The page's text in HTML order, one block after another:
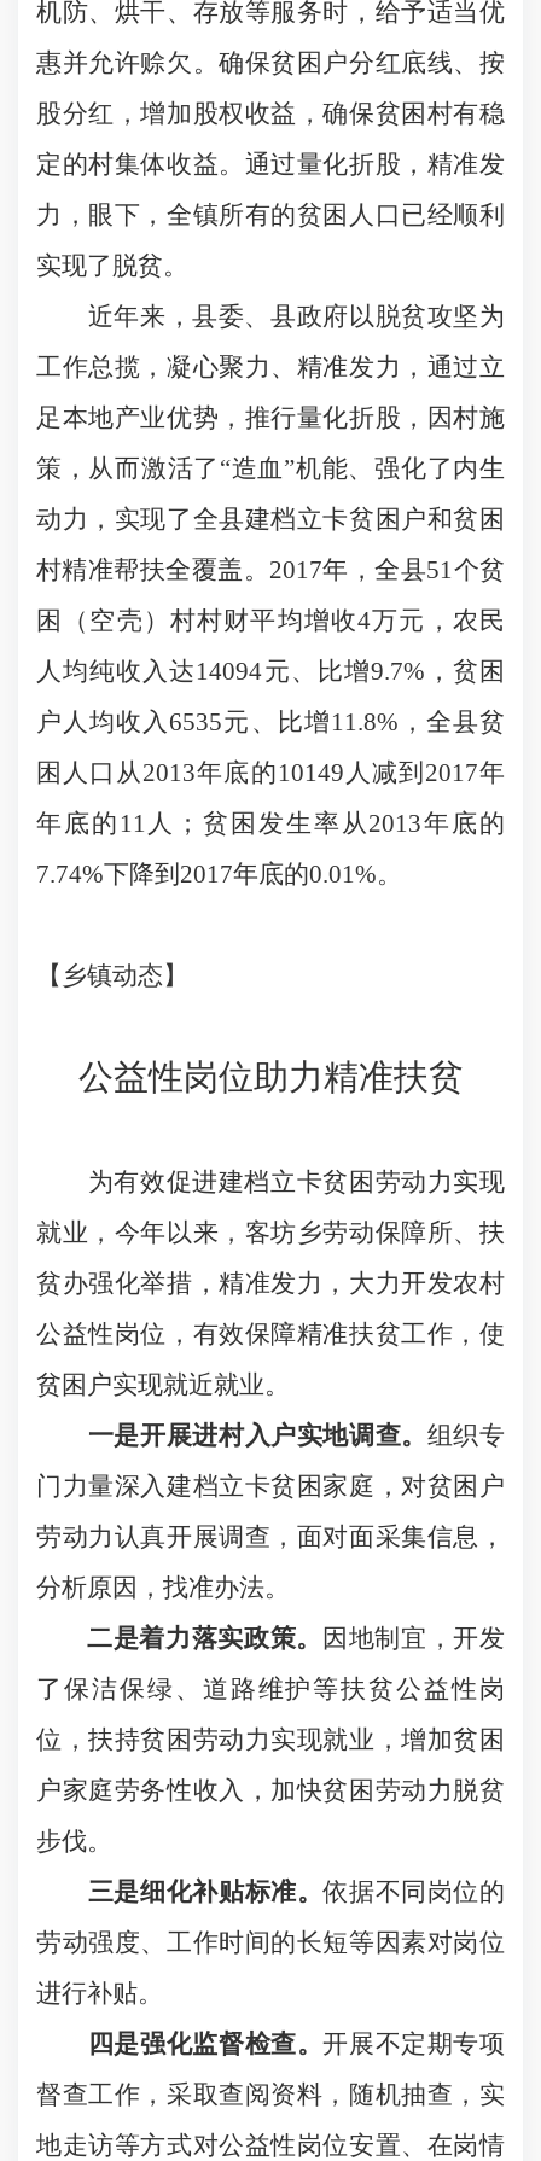
机防、烘干、存放等服务时，给予适当优
惠并允许赊欠。确保贫困户分红底线、按
股分红，增加股权收益，确保贫困村有稳
定的村集体收益。通过量化折股，精准发
力，眼下，全镇所有的贫困人口已经顺利
实现了脱贫。
近年来，县委、县政府以脱贫攻坚为
工作总揽，凝心聚力、精准发力，通过立
足本地产业优势，推行量化折股，因村施
策，从而激活了“造血”机能、强化了内生
动力，实现了全县建档立卡贫困户和贫困
村精准帮扶全覆盖。 2017年，全县51个贫
困（空壳）村村财平均增收4万元，农民
人均纯收入达14094元、比增9.7% ，贫困
户人均收入 6535元、比增11.8% ，全县贫
困人口从2013年底的10149 人减到 2017年
年底的 11 人；贫困发生率从2013年底的
7.74%下降到 2017年底的0.01%。
【乡镇动态】
公益性岗位助力精准扶贫
为有效促进建档立卡贫困劳动力实现
就业，今年以来，客坊乡劳动保障所、扶
贫办强化举措，精准发力，大力开发农村
公益性岗位，有效保障精准扶贫工作，使
贫困户实现就近就业。
一是开展进村入户实地调查。 组织专
门力量深入建档立卡贫困家庭，对贫困户
劳动力认真开展调查，面对面采集信息，
分析原因，找准办法。
二是着力落实政策。
因地制宜，开发
了保洁保绿、道路维护等扶贫公益性岗
位，扶持贫困劳动力实现就业，增加贫困
户家庭劳务性收入，加快贫困劳动力脱贫
步伐。
三是细化补贴标准。依据不同岗位的
劳动强度、工作时间的长短等因素对岗位
进行补贴。
四是强化监督检查。开展不定期专项
督查工作，采取查阅资料，随机抽查，实
地走访等方式对公益性岗位安置、在岗情